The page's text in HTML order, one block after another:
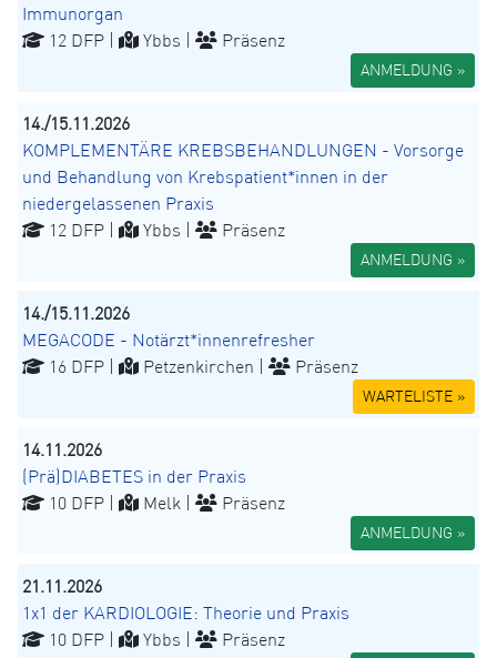
Immunorgan
12 DFP |
Ybbs | Präsenz
ANMELDUNG »
14./15.11.2026
KOMPLEMENTÄRE KREBSBEHANDLUNGEN - Vorsorge
und Behandlung von Krebspatient*innen in der
niedergelassenen Praxis
12 DFP |
Ybbs | Präsenz
ANMELDUNG »
14./15.11.2026
MEGACODE - Notärzt*innenrefresher
16 DFP |
Petzenkirchen | Präsenz
WARTELISTE »
14.11.2026
(Prä)DIABETES in der Praxis
10 DFP |
Melk | Präsenz
ANMELDUNG »
21.11.2026
1x1 der KARDIOLOGIE: Theorie und Praxis
10 DFP |
Ybbs | Präsenz